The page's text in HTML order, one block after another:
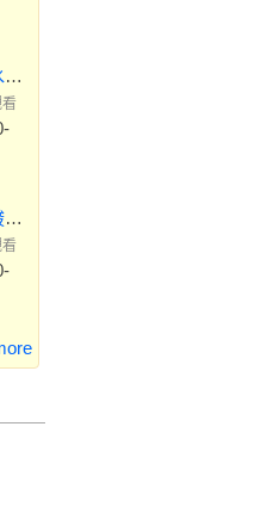
食品系-實務專題競賽-瑪瑙水晶凍
食品系-實務專題競賽-海藻酸鈉及蜂蜜之濃情『蜜』意蜂蜜晶球的製備